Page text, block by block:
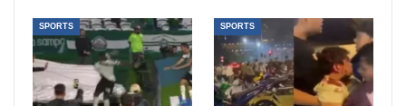
SPORTS SPORTS